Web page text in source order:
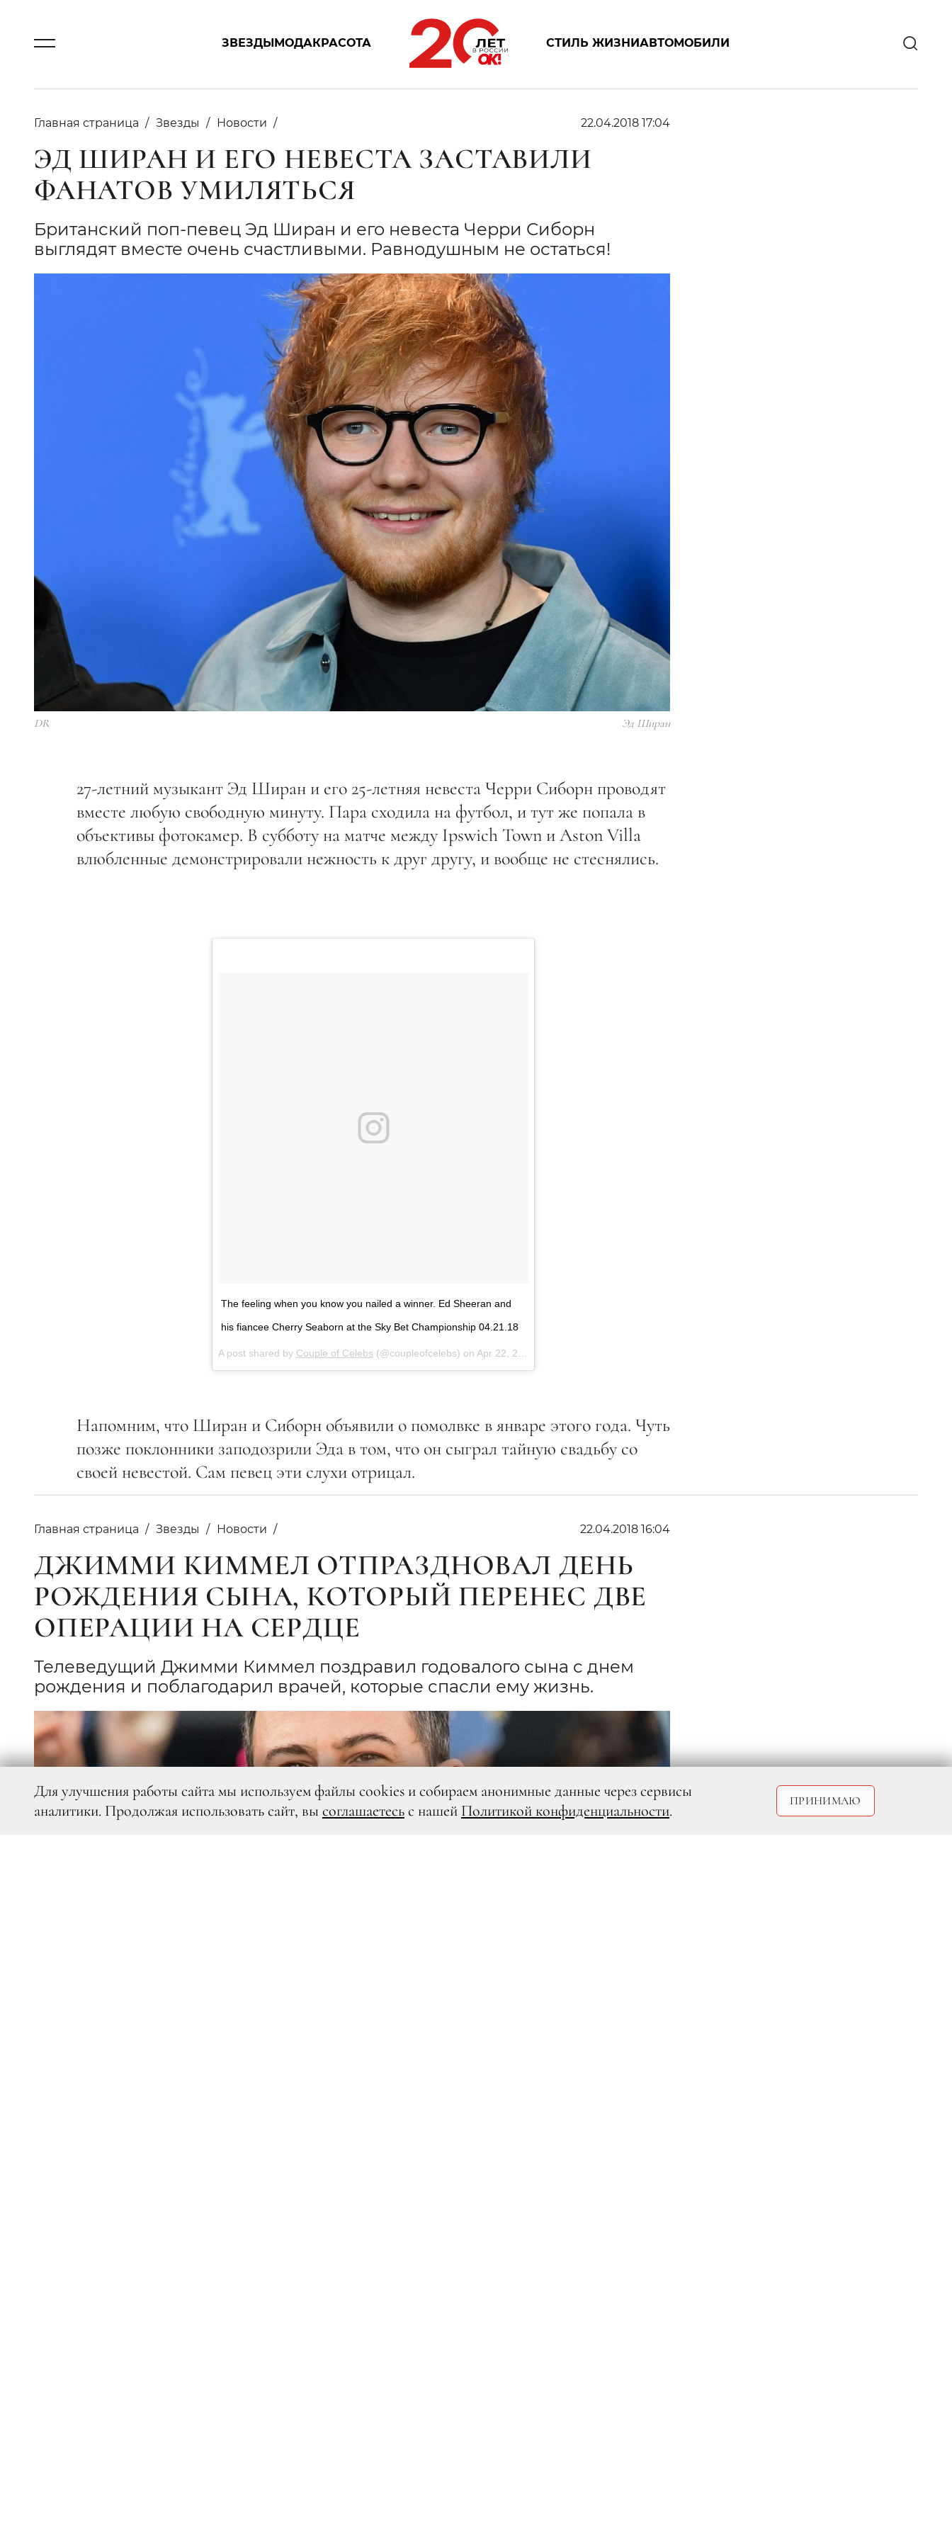
ЗВЕЗДЫМОДАКРАСОТА СТИЛЬ ЖИЗНИАВТОМОБИЛИ
Главная страница Звезды Новости 22.04.2018 17:04
ЭД ШИРАН И ЕГО НЕВЕСТА ЗАСТАВИЛИ
ФАНАТОВ УМИЛЯТЬСЯ
Британский поп-певец Эд Ширан и его невеста Черри Сиборн
выглядят вместе очень счастливыми. Равнодушным не остаться!
DR Эд Ширан
27-летний музыкант Эд Ширан и его 25-летняя невеста Черри Сиборн проводят
вместе любую свободную минуту. Пара сходила на футбол, и тут же попала в
объективы фотокамер. В субботу на матче между Ipswich Town и Aston Villa
влюбленные демонстрировали нежность к друг другу, и вообще не стеснялись.
The feeling when you know you nailed a winner. Ed Sheeran and
his fiancee Cherry Seaborn at the Sky Bet Championship 04.21.18
A post shared by Couple of Celebs (@coupleofcelebs) on Apr 22, 2018 at 6:47am PDT
Напомним, что Ширан и Сиборн объявили о помолвке в январе этого года. Чуть
позже поклонники заподозрили Эда в том, что он сыграл тайную свадьбу со
своей невестой. Сам певец эти слухи отрицал.
Главная страница Звезды Новости 22.04.2018 16:04
ДЖИММИ КИММЕЛ ОТПРАЗДНОВАЛ ДЕНЬ
РОЖДЕНИЯ СЫНА, КОТОРЫЙ ПЕРЕНЕС ДВЕ
ОПЕРАЦИИ НА СЕРДЦЕ
Телеведущий Джимми Киммел поздравил годовалого сына с днем
рождения и поблагодарил врачей, которые спасли ему жизнь.
Для улучшения работы сайта мы используем файлы cookies и собираем анонимные данные через сервисы
аналитики. Продолжая использовать сайт, вы соглашаетесьс нашей Политикой конфиденциальности.
ПРИНИМАЮ